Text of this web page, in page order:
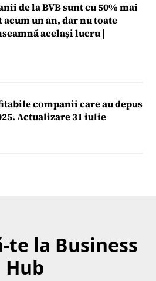
de la BVB sunt cu 50% mai
acum un an, dar nu toate
același lucru |
companii care au depus
Actualizare 31 iulie
te la Business
Hub